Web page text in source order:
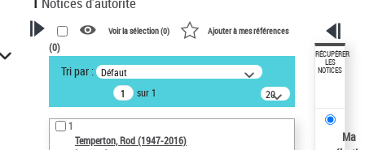
VOTRE RECHERCHE
Recherche avancée dans les
notices d’autorité
Œuvres liées à l'auteur :
Temperton, Rod (1947-2016)
Voir la sélection (0) Ajouter à mes références
(0)
Tri par : Défaut
sur 1
20
résultats/page
1
Temperton, Rod (1947-2016)
RÉCUPÉRER
LES
NOTICES
Ma